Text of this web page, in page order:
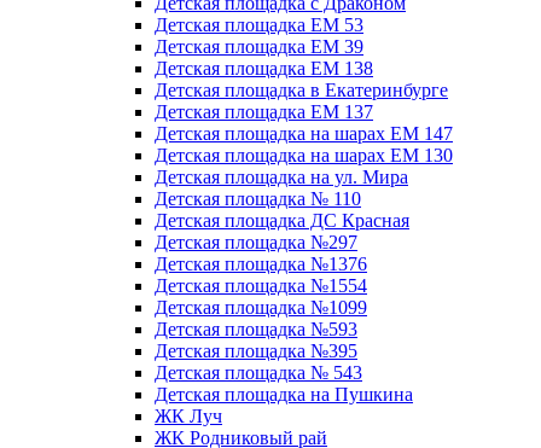
Детская площадка ЕМ 53
Детская площадка ЕМ 39
Детская площадка ЕМ 138
Детская площадка в Екатеринбурге
Детская площадка ЕМ 137
Детская площадка на шарах ЕМ 147
Детская площадка на шарах ЕМ 130
Детская площадка на ул. Мира
Детская площадка № 110
Детская площадка ДС Красная
Детская площадка №297
Детская площадка №1376
Детская площадка №1554
Детская площадка №1099
Детская площадка №593
Детская площадка №395
Детская площадка № 543
Детская площадка на Пушкина
ЖК Луч
ЖК Родниковый рай